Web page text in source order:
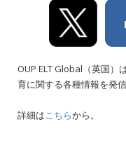
OUP ELT Global（英国）
育に関する各種情報を発信
詳細はこちらから。